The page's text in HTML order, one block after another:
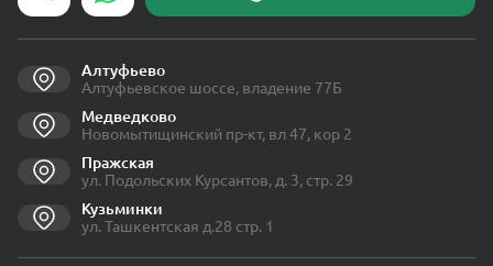
Алтуфьево
Алтуфьевское шоссе, владение 77Б
Медведково
Новомытищинский пр-кт, вл 47, кор 2
Пражская
ул. Подольских Курсантов, д. 3, стр. 29
Кузьминки
ул. Ташкентская д.28 стр. 1